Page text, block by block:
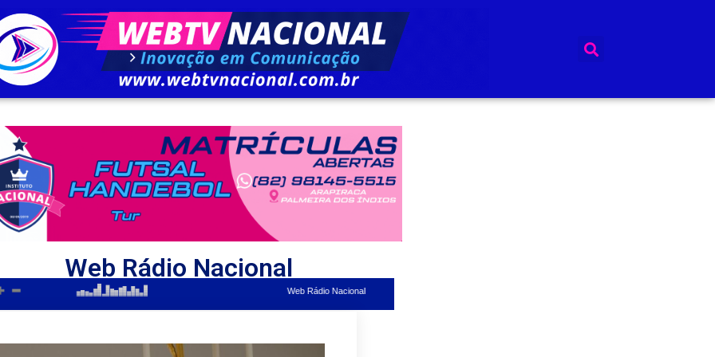
Web Rádio Nacional